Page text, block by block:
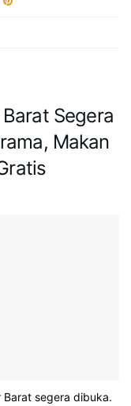
Segera
Makan
segera dibuka.